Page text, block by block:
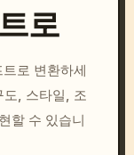
sunset, neon
--v 6.0
로
로 변환하세
, 스타일, 조
할 수 있습니